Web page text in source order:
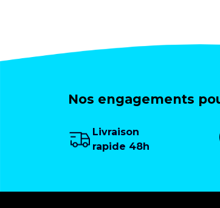
Nos engagements
Livraison
rapide 48h